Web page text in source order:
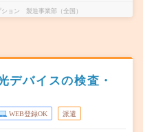
ョン 製造事業部（全国）
デバイスの検査・
WEB登録OK 派遣